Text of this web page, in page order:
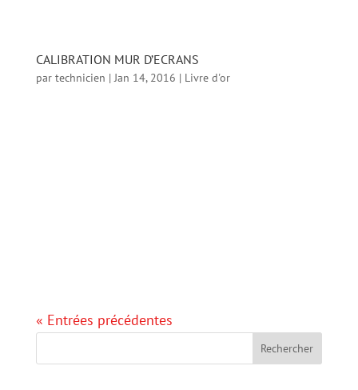
CALIBRATION MUR D’ECRANS
par technicien |Jan 14, 2016 | Livre d'or
« Entrées précédentes